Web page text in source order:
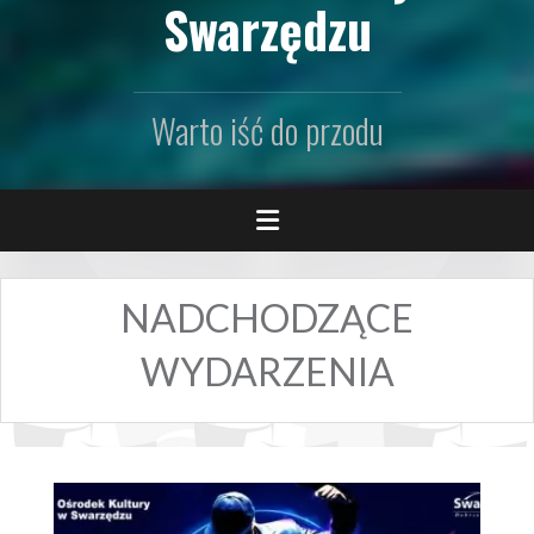
Swarzędzu
Warto iść do przodu
NADCHODZĄCE
WYDARZENIA